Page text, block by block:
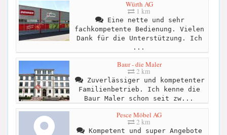
Würth AG
1 km
Eine nette und sehr
fachkompetente Bedienung. Vielen
Dank für die Unterstützung. Ich
...
Baur - die Maler
2 km
Zuverlässiger und kompetenter
Familienbetrieb. Ich kenne die
Baur Maler schon seit zw...
Pesce Möbel AG
2 km
Kompetent und super Angebote